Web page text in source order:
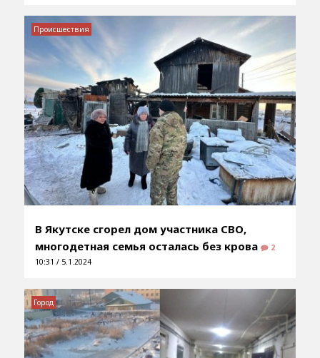
В Якутске сгорел дом участника СВО,
многодетная семья осталась без крова
2
10:31 / 5.1.2024
Происшествия
Город